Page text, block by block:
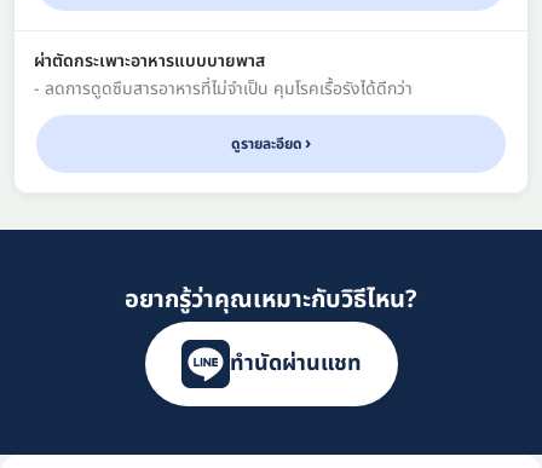
ผ่าตัดกระเพาะอาหารแบบบายพาส
- ลดการดูดซึมสารอาหารที่ไม่จำเป็น คุมโรคเรื้อรังได้ดีกว่า
ดูรายละอียด
อยากรู้ว่าคุณเหมาะกับวิธีไหน?
ทำนัดผ่านแชท